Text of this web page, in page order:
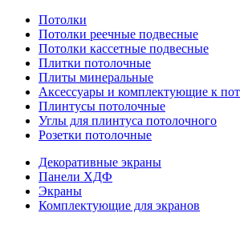
Потолки
Потолки реечные подвесные
Потолки кассетные подвесные
Плитки потолочные
Плиты минеральные
Аксессуары и комплектующие к
Плинтусы потолочные
Углы для плинтуса потолочного
Розетки потолочные
Декоративные экраны
Панели ХДФ
Экраны
Комплектующие для экранов